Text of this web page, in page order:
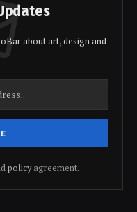
about art, design and
policyagreement.